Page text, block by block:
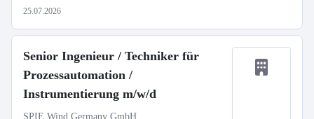
25.07.2026
Senior Ingenieur / Techniker für
Prozessautomation /
Instrumentierung m/w/d
SPIE Wind Germany GmbH